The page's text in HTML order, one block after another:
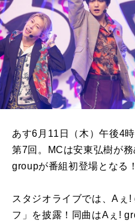
あす6月11日（木）午後4
第7回。MCは安東弘樹が
groupが番組初登場となる！
スタジオライブでは、Aぇ
フ」を披露！同曲はAぇ!